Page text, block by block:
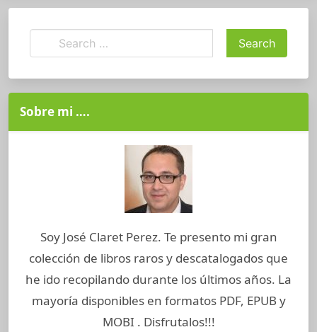
Sobre mi ….
Soy José Claret Perez. Te presento mi gran
colección de libros raros y descatalogados que
he ido recopilando durante los últimos años. La
mayoría disponibles en formatos PDF, EPUB y
MOBI . Disfrutalos!!!